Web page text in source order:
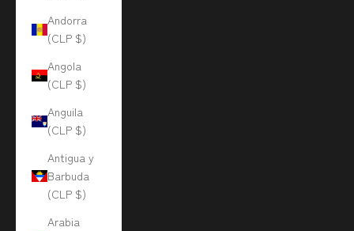
Andorra
(CLP $)
Angola
(CLP $)
Anguila
(CLP $)
Antigua y
Barbuda
(CLP $)
Arabia